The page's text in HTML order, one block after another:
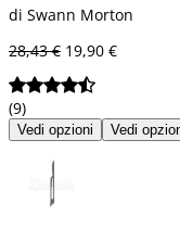
di Swann Morton
28,43 € 19,90 €
(9)
Vedi opzioni Vedi